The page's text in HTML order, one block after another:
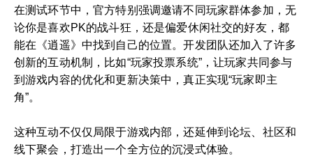
在测试环节中，官方特别强调邀请不同玩家群体参加，无
论你是喜欢PK的战斗狂，还是偏爱休闲社交的好友，都
能在《逍遥》中找到自己的位置。开发团队还加入了许多
创新的互动机制，比如“玩家投票系统”，让玩家共同参与
到游戏内容的优化和更新决策中，真正实现“玩家即主
角”。
这种互动不仅仅局限于游戏内部，还延伸到论坛、社区和
线下聚会，打造出一个全方位的沉浸式体验。